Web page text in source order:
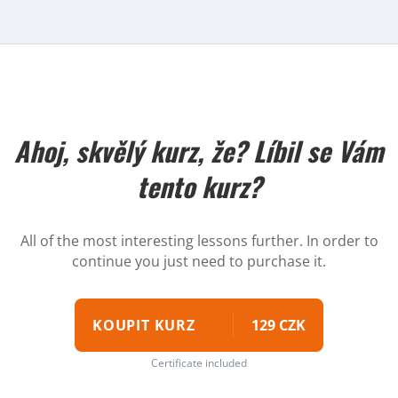
Ahoj, skvělý kurz, že? Líbil se Vám
tento kurz?
All of the most interesting lessons further. In order to
continue you just need to purchase it.
KOUPIT KURZ 129 CZK
Certificate included